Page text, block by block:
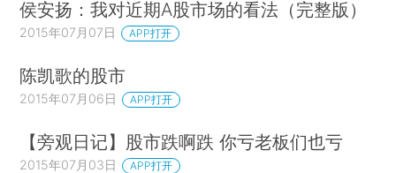
侯安扬：我对近期A股市场的看法（完整版）
2015年07月07日 APP打开
陈凯歌的股市
2015年07月06日 APP打开
【旁观日记】股市跌啊跌 你亏老板们也亏
2015年07月03日 APP打开